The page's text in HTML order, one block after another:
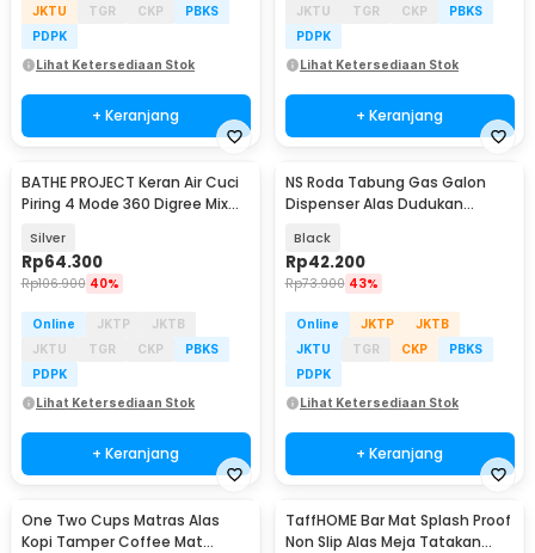
JKTU
TGR CKP
PBKS
PDPK
Lihat Ketersediaan Stok
+ Keranjang
JKTU
TGR CKP
PBKS
PDPK
Lihat Ketersediaan Stok
+ Keranjang
Baru
BATHE PROJECT Keran Air Cuci
Piring 4 Mode 360 Digree Mix
Silver
Rp64.300
Rp106.900 40%
Online JKTP
JKTB
JKTU
TGR CKP
PBKS
PDPK
Lihat Ketersediaan Stok
+ Keranjang
NS Roda Tabung Gas Galon
Dispenser Alas Dudukan
Black
Rp42.200
Rp73.900 43%
Online JKTP
JKTB
JKTU
TGR CKP
PBKS
PDPK
Lihat Ketersediaan Stok
+ Keranjang
One Two Cups Matras Alas
Kopi Tamper Coffee Mat
TaffHOME Bar Mat Splash Proof
Non Slip Alas Meja Tatakan